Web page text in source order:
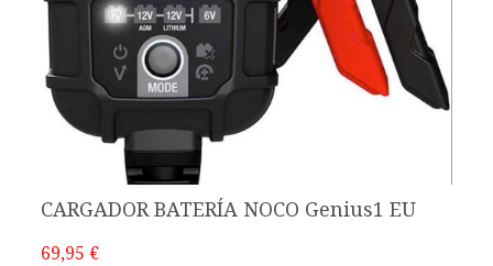
CARGADOR BATERÍA NOCO Genius1 EU
69,95 €